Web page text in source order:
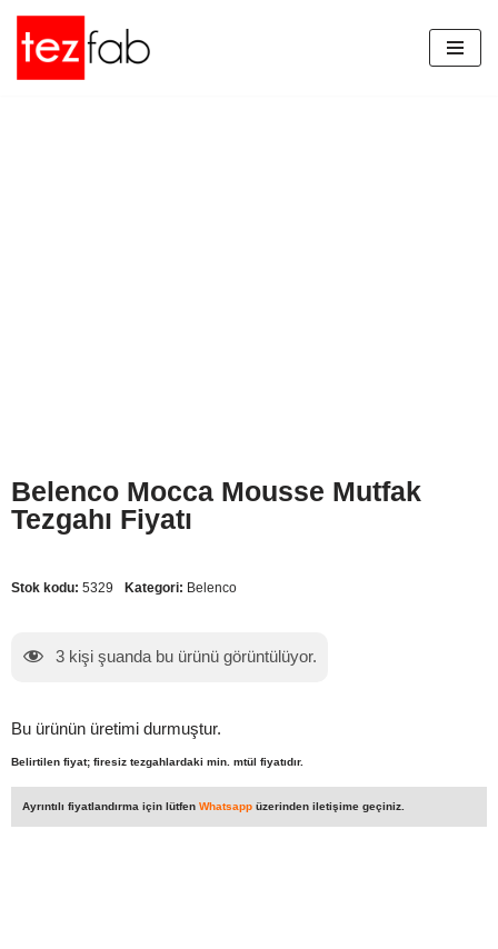
İçeriğe
geç
Belenco Mocca Mousse Mutfak
Tezgahı Fiyatı
Stok kodu: 5329 Kategori: Belenco
3 kişi şuanda bu ürünü görüntülüyor.
Bu ürünün üretimi durmuştur.
Belirtilen fiyat; firesiz tezgahlardaki min. mtül fiyatıdır.
Ayrıntılı fiyatlandırma için lütfen Whatsapp üzerinden iletişime geçiniz.